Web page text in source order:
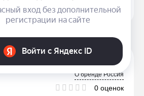
О бренде Россия
0 оценок